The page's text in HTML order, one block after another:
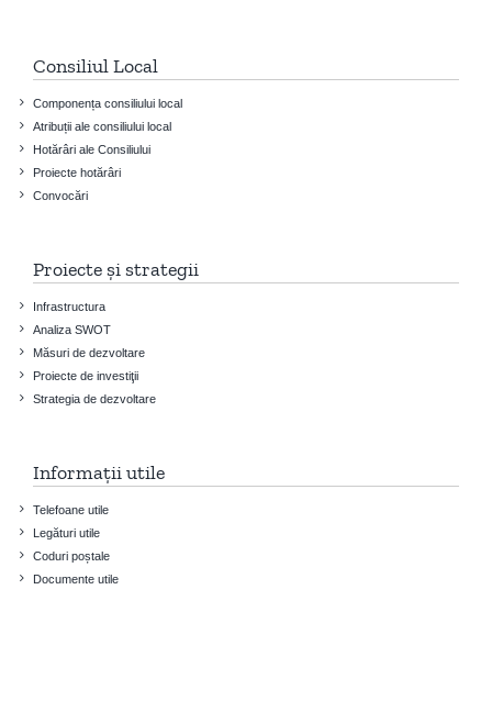
Consiliul Local
Componența consiliului local
Atribuții ale consiliului local
Hotărâri ale Consiliului
Proiecte hotărâri
Convocări
Proiecte și strategii
Infrastructura
Analiza SWOT
Măsuri de dezvoltare
Proiecte de investiţii
Strategia de dezvoltare
Informații utile
Telefoane utile
Legături utile
Coduri poștale
Documente utile